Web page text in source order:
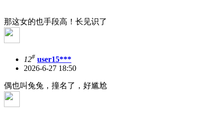
那这女的也手段高！长见识了
12# user15***
2026-6-27 18:50
偶也叫兔兔，撞名了，好尴尬